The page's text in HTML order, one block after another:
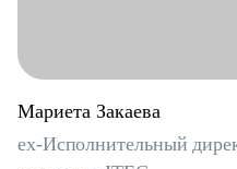
Мариета Закаева
ex-Исполнительный